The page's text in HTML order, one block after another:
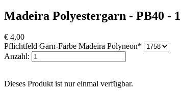
Madeira Polyestergarn - PB40 -
€ 4,00
Pflichtfeld Garn-Farbe Madeira Polyneon*
Anzahl:
Dieses Produkt ist nur einmal verfügbar.